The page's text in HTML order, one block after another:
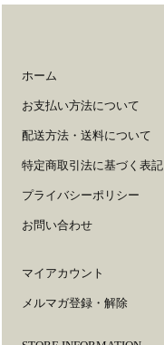
ホーム
お支払い方法について
配送方法・送料について
特定商取引法に基づく表記
プライバシーポリシー
お問い合わせ
マイアカウント
メルマガ登録・解除